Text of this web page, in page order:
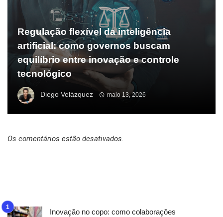
Regulação flexível da inteligência
artificial: como governos buscam
equilíbrio entre inovação e controle
tecnológico
Diego Velázquez maio 13, 2026
Os comentários estão desativados.
Inovação no copo: como colaborações